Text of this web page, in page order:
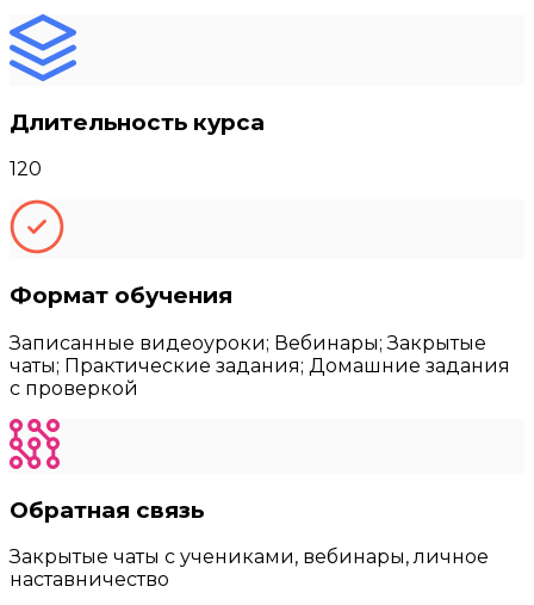
Длительность курса
120
Формат обучения
Записанные видеоуроки; Вебинары; Закрытые
чаты; Практические задания; Домашние задания
с проверкой
Обратная связь
Закрытые чаты с учениками, вебинары, личное
наставничество